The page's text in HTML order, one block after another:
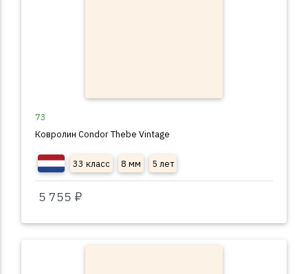
73
Ковролин Condor Thebe Vintage
33 класс 8 мм 5 лет
5 755 ₽